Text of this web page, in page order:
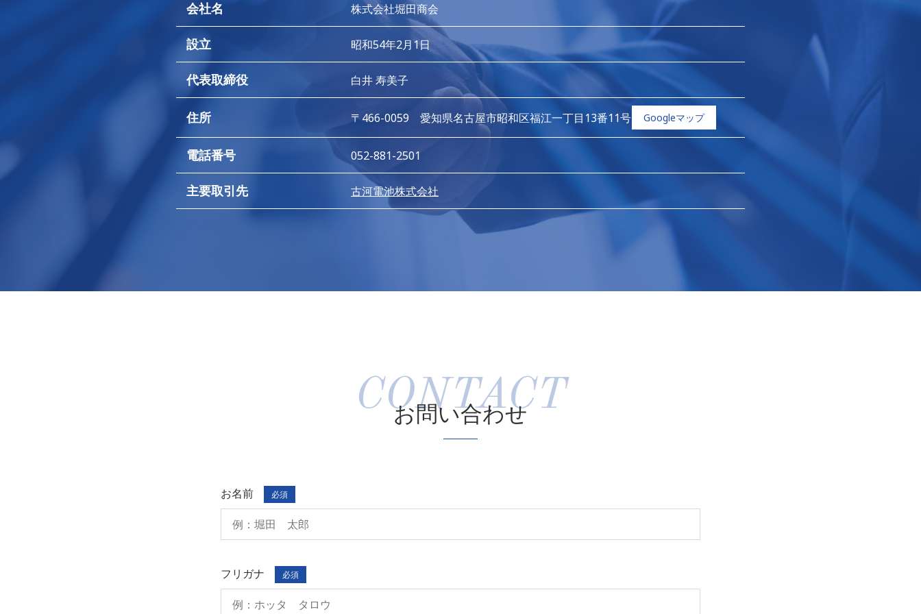
会社名 株式会社堀田商会
設立 昭和54年2月1日
代表取締役 白井 寿美子
住所 〒466-0059 愛知県名古屋市昭和区福江一丁目13番11号 Googleマップ
電話番号 052-881-2501
主要取引先 古河電池株式会社
お問い合わせ
お名前 必須
フリガナ 必須